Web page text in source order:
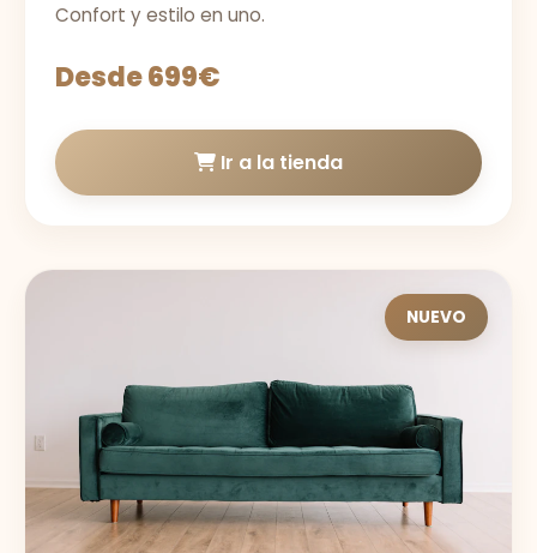
Confort y estilo en uno.
Desde 699€
Ir a la tienda
NUEVO